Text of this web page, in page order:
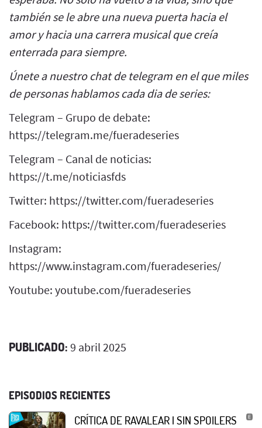
también se le abre una nueva puerta hacia el
amor y hacia una carrera musical que creía
enterrada para siempre.
Únete a nuestro chat de telegram en el que miles
de personas hablamos cada dia de series:
Telegram – Grupo de debate:
https://telegram.me/fueradeseries
Telegram – Canal de noticias:
https://t.me/noticiasfds
Twitter: https://twitter.com/fueradeseries
Facebook: https://twitter.com/fueradeseries
Instagram:
https://www.instagram.com/fueradeseries/
Youtube: youtube.com/fueradeseries
PUBLICADO: 9 abril 2025
EPISODIOS RECIENTES
CRÍTICA DE RAVALEAR | SIN SPOILERS